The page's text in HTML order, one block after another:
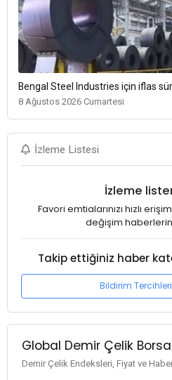
Bengal Steel Industries için iflas
8 Ağustos 2026 Cumartesi
İzleme Listesi
İzleme
Favori emtialarınızı hızlı
değişim
Takip ettiğiniz haber
Bildirim
Global Demir Çelik
Demir Çelik Endeksleri, Fiyat ve